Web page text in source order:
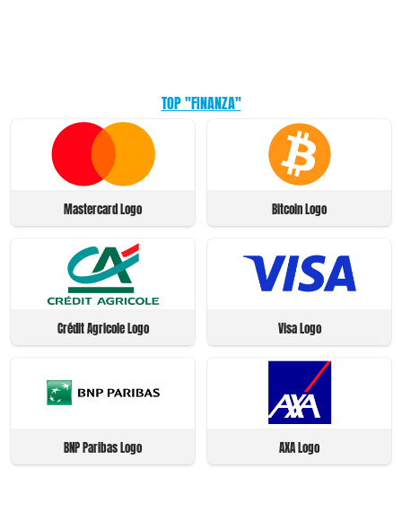
TOP "FINANZA"
Mastercard Logo Bitcoin Logo
Crédit Agricole Logo Visa Logo
BNP Paribas Logo AXA Logo